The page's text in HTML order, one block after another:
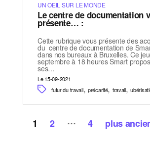
UN OEIL SUR LE MONDE
Le centre de documentation
présente… :
Cette rubrique vous présente des
du centre de documentation de
dans nos bureaux à Bruxelles. Ce
septembre à 18 heures Smart
ses…
Le 15-09-2021
futur du travail, précarité, travail,
Pagination
1 2 … 4 plus